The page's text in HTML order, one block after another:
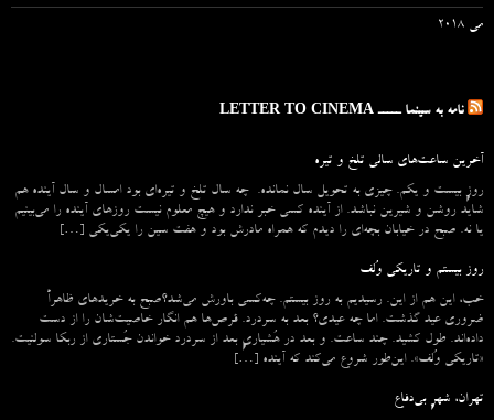
می 2018
نامه به سینما ـــــ LETTER TO CINEMA
آخرین ساعت‌های سالی تلخ و تیره
روزِ بیست و یکم. چیزی به تحویل سال نمانده. چه سال تلخ و تیره‌ای بود امسال و سال آینده هم
شاید روشن و شیرین نباشد. از آینده کسی خبر ندارد و هیچ معلوم نیست روزهای آینده را می‌بینیم
یا نه. صبح در خیابان بچه‌ای را دیدم که همراه مادرش بود و هفت سین را یکی‌یکی […]
روز بیستم و تاریکی وُلف
خب، این هم از این. رسیدیم به روز بیستم. چه‌کسی باورش می‌شد؟صبح به خریدهای ظاهراً
ضروری عید گذشت. اما چه عیدی؟ بعد به سردرد. قرص‌ها هم انگار خاصیت‌شان را از دست
داده‌اند. طول کشید. چند ساعت. و بعد در هُشیاریِ بعد از سردرد خواندن جُستاری از ربکا سولنیت.
«تاریکی وُلف». این‌طور شروع می‌‌کند که آینده […]
تهران، شهرِ بی‌دفاع